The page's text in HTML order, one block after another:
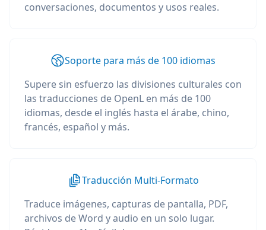
conversaciones, documentos y usos reales.
Soporte para más de 100 idiomas
Supere sin esfuerzo las divisiones culturales con
las traducciones de OpenL en más de 100
idiomas, desde el inglés hasta el árabe, chino,
francés, español y más.
Traducción Multi-Formato
Traduce imágenes, capturas de pantalla, PDF,
archivos de Word y audio en un solo lugar.